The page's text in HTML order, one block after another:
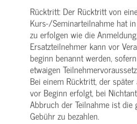
Rücktritt: Der Rücktritt von
Kurs-/­Seminarteilnahme hat
zu erfolgen wie die
Ersatzteilnehmer kann vor
beginn benannt werden,
etwaigen
Bei einem Rücktritt, der
vor Beginn erfolgt, bei
Abbruch der Teilnahme ist die
Gebühr zu bezahlen.